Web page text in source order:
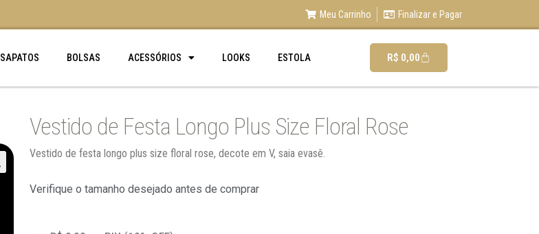
Meu Carrinho Finalizar e Pagar
SAPATOS BOLSAS ACESSÓRIOS LOOKS ESTOLA R$ 0,00
Vestido de Festa Longo Plus Size Floral Rose
Vestido de festa longo plus size floral rose, decote em V, saia evasê.
Verifique o tamanho desejado antes de comprar